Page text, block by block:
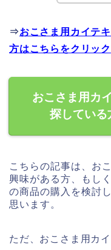
⇒おこさま用カイテ
方はこちらをクリック
おこさま用カ
探している
こちらの記事は、お
興味がある方、もし
の商品の購入を検討
思います。
ただ、おこさま用カ